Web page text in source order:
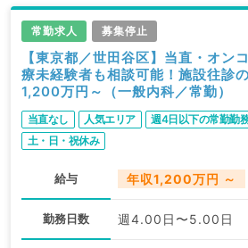
常勤求人 募集停止
【東京都／世田谷区】当直・オ
療未経験者も相談可能！施設往診
1,200万円～（一般内科／常勤）
当直なし 人気エリア 週4日以下の常勤勤
土・日・祝休み
給与 年収1,200万円 ～
勤務日数 週4.00日〜5.00日